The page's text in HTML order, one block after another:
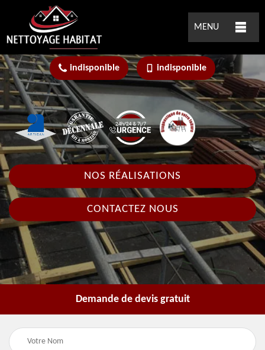
MENU
indisponible indisponible
NOS RÉALISATIONS
CONTACTEZ NOUS
Demande de devis gratuit